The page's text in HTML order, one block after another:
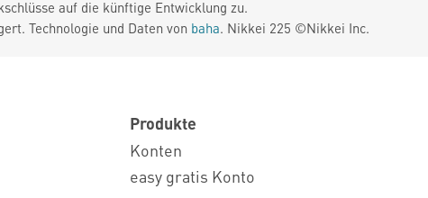
auf die künftige Entwicklung zu.
Technologie und Daten von baha. Nikkei 225 ©Nikkei Inc.
Produkte
Konten
easy gratis Konto